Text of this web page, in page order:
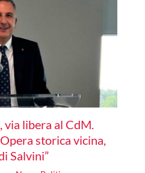
via libera al CdM.
storica vicina,
Salvini”